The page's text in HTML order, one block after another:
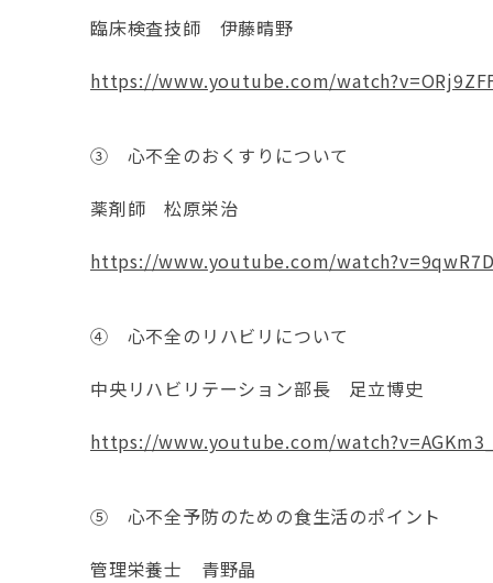
臨床検査技師 伊藤晴野
https://www.youtube.com/
③ 心不全のおくすりについて
薬剤師 松原栄治
https://www.youtube.com/
④ 心不全のリハビリについて
中央リハビリテーション部長 足立博史
https://www.youtube.com/
⑤ 心不全予防のための食生活のポイント
管理栄養士 青野晶